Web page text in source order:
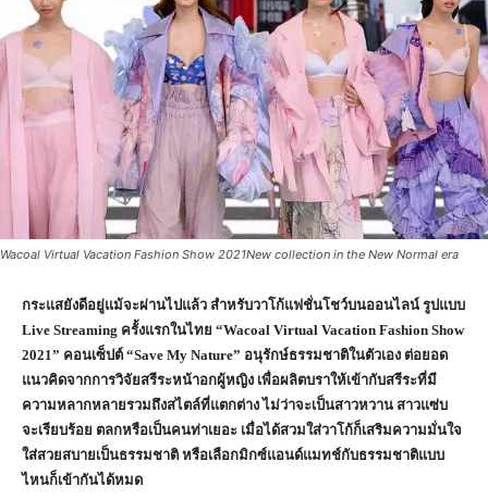
Wacoal Virtual Vacation Fashion Show 2021New collection in the New Normal era
กระแสยังดีอยู่แม้จะผ่านไปแล้ว สำหรับวาโก้แฟชั่นโชว์บนออนไลน์ รูปแบบ
Live Streaming ครั้งแรกในไทย “Wacoal Virtual Vacation Fashion Show
2021” คอนเซ็ปต์ “Save My Nature” อนุรักษ์ธรรมชาติในตัวเอง ต่อยอด
แนวคิดจากการวิจัยสรีระหน้าอกผู้หญิง เพื่อผลิตบราให้เข้ากับสรีระที่มี
ความหลากหลายรวมถึงสไตล์ที่แตกต่าง ไม่ว่าจะเป็นสาวหวาน สาวแซ่บ
จะเรียบร้อย ตลกหรือเป็นคนท่าเยอะ เมื่อได้สวมใส่วาโก้ก็เสริมความมั่นใจ
ใส่สวยสบายเป็นธรรมชาติ หรือเลือกมิกซ์แอนด์แมทช์กับธรรมชาติแบบ
ไหนก็เข้ากันได้หมด